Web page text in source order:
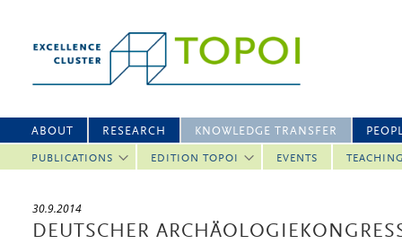
ABOUT RESEARCH KNOWLEDGE TRANSFER
PUBLICATIONS EDITION TOPOI EVENTS
30.9.2014
DEUTSCHER